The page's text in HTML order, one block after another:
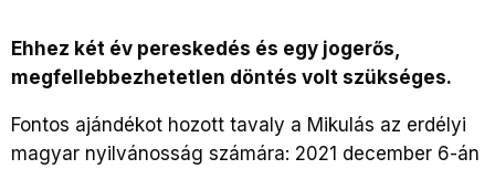
Ehhez két év pereskedés és egy jogerős,
megfellebbezhetetlen döntés volt szükséges.
Fontos ajándékot hozott tavaly a Mikulás az erdélyi
magyar nyilvánosság számára: 2021 december 6-án